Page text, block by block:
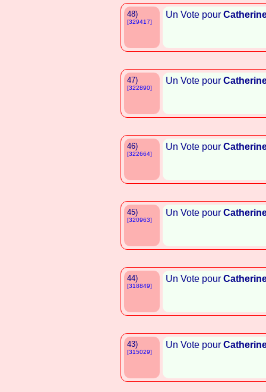
48)
[329417]
Un Vote pour
47)
[322890]
Un Vote pour
46)
[322664]
Un Vote pour
45)
[320963]
Un Vote pour
44)
[318849]
Un Vote pour
43)
[315029]
Un Vote pour